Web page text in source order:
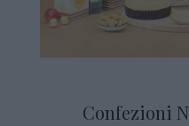
Confezioni